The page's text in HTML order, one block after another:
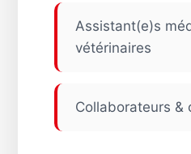
Assistant(e)s
vétérinaires
Collaborateurs &